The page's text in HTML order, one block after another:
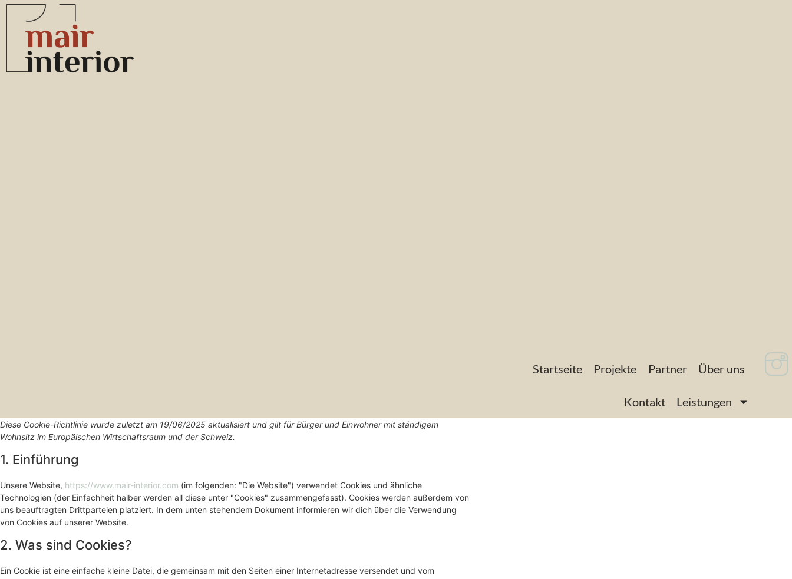
Startseite Projekte Partner Über uns
Kontakt Leistungen
Diese Cookie-Richtlinie wurde zuletzt am 19/06/2025 aktualisiert und gilt für Bürger und Einwohner mit ständigem
Wohnsitz im Europäischen Wirtschaftsraum und der Schweiz.
1. Einführung
Unsere Website, https://www.mair-interior.com (im folgenden: "Die Website") verwendet Cookies und ähnliche
Technologien (der Einfachheit halber werden all diese unter "Cookies" zusammengefasst). Cookies werden außerdem von
uns beauftragten Drittparteien platziert. In dem unten stehendem Dokument informieren wir dich über die Verwendung
von Cookies auf unserer Website.
2. Was sind Cookies?
Ein Cookie ist eine einfache kleine Datei, die gemeinsam mit den Seiten einer Internetadresse versendet und vom